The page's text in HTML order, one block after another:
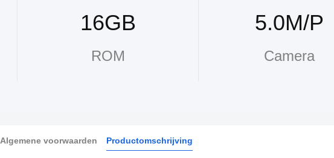
16GB
ROM
5.0M/P
Camera
voorwaarden Productomschrijving